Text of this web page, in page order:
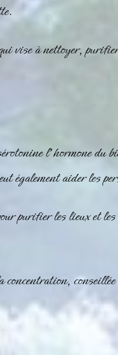
vise à nettoyer,
l’hormone du
également aider les
purifier les lieux et les